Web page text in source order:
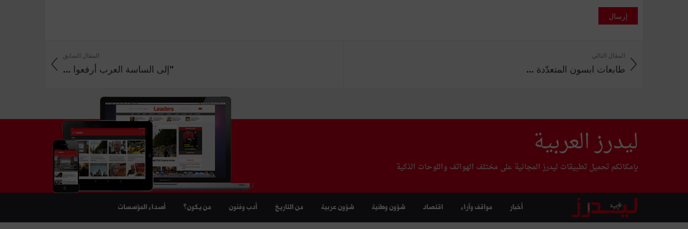
إرسال
المقال السابق
"إلى الساسة العرب أرفعوا ...
المقال التالي
طابعات ابسون المتعدّدة ...
ليدرز العربية
بإمكانكم تحميل تطبيقات ليدرز المجانية على مختلف الهواتف واللوحات الذكية
أخبار مواقف وآراء اقتصاد شؤون وطنية شؤون عربية من التاريخ أدب وفنون من يكون؟ أصداء المؤسسات